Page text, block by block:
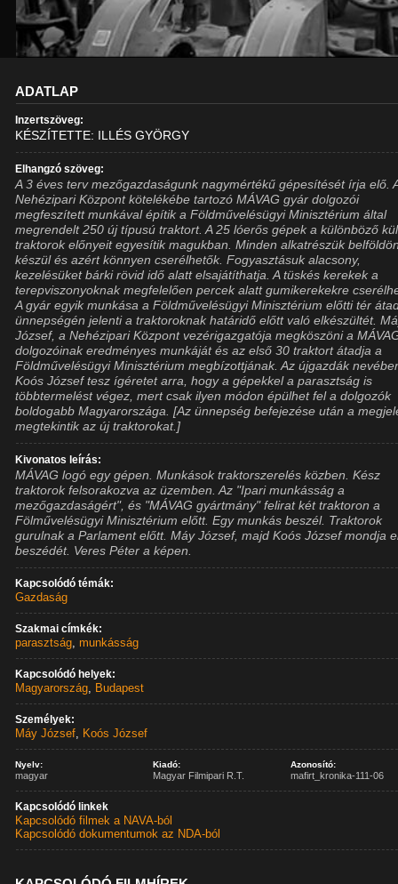
ADATLAP
Inzertszöveg:
KÉSZÍTETTE: ILLÉS GYÖRGY
Elhangzó szöveg:
A 3 éves terv mezőgazdaságunk nagymértékű gépesítését írja elő.
Nehézipari Központ kötelékébe tartozó MÁVAG gyár dolgozói
megfeszített munkával építik a Földművelésügyi Minisztérium által
megrendelt 250 új típusú traktort. A 25 lóerős gépek a különböző
traktorok előnyeit egyesítik magukban. Minden alkatrészük
készül és azért könnyen cserélhetők. Fogyasztásuk alacsony,
kezelésüket bárki rövid idő alatt elsajátíthatja. A tüskés kerekek a
terepviszonyoknak megfelelően percek alatt gumikerekekre
A gyár egyik munkása a Földművelésügyi Minisztérium előtti tér
ünnepségén jelenti a traktoroknak határidő előtt való elkészültét.
József, a Nehézipari Központ vezérigazgatója megköszöni a
dolgozóinak eredményes munkáját és az első 30 traktort átadja a
Földművelésügyi Minisztérium megbízottjának. Az újgazdák
Koós József tesz ígéretet arra, hogy a gépekkel a parasztság is
többtermelést végez, mert csak ilyen módon épülhet fel a dolgozók
boldogabb Magyarországa. [Az ünnepség befejezése után a
megtekintik az új traktorokat.]
Kivonatos leírás:
MÁVAG logó egy gépen. Munkások traktorszerelés közben. Kész
traktorok felsorakozva az üzemben. Az "Ipari munkásság a
mezőgazdaságért", és "MÁVAG gyártmány" felirat két traktoron a
Fölművelésügyi Minisztérium előtt. Egy munkás beszél. Traktorok
gurulnak a Parlament előtt. Máy József, majd Koós József mondja
beszédét. Veres Péter a képen.
Kapcsolódó témák:
Gazdaság
Szakmai címkék:
parasztság,munkásság
Kapcsolódó helyek:
Magyarország, Budapest
Személyek:
Máy József, Koós József
Nyelv:
magyar
Kiadó:
Magyar Filmipari R.T.
Azonosító:
mafirt_kronika-111-06
Kapcsolódó linkek
Kapcsolódó filmek a NAVA-ból
Kapcsolódó dokumentumok az NDA-ból